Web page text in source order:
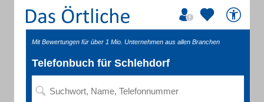
Mit Bewertungen für über 1 Mio. Unternehmen aus allen Branchen
Telefonbuch für Schlehdorf